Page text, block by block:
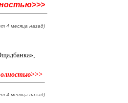
4 месяца назад)
4 месяца назад)